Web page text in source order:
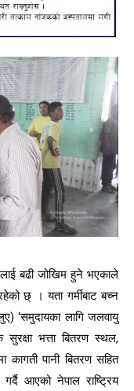
बढी जोखिम हुने भएकाले
छ् । यता गर्मीबाट बच्न
‘समुदायका लागि जलवायु
भत्ता बितरण स्थल,
कागती पानी बितरण सहित
आएको नेपाल राष्ट्रिय